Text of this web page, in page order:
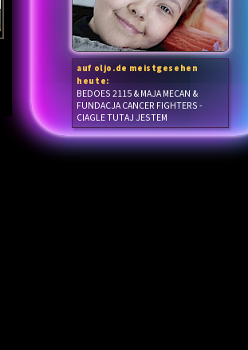
auf oljo.de meistgesehen
heute:
BEDOES 2115 & MAJA MECAN &
FUNDACJA CANCER FIGHTERS -
CIAGLE TUTAJ JESTEM